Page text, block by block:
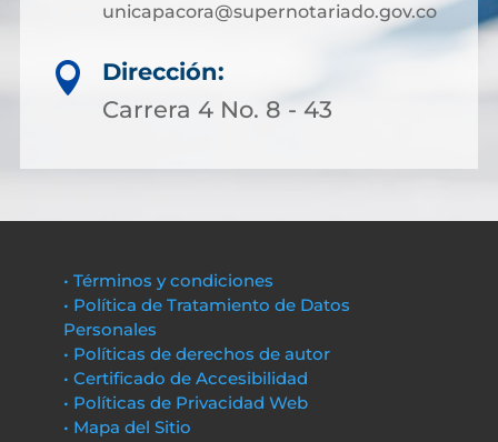
unicapacora@supernotariado.gov.co

Dirección:
Carrera 4 No. 8 - 43
• Términos y condiciones
• Política de Tratamiento de Datos
Personales
• Políticas de derechos de autor
• Certificado de Accesibilidad
• Políticas de Privacidad Web
• Mapa del Sitio